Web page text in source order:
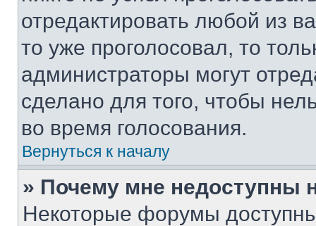
отредактировать любой из
то уже проголосовал, то
администраторы могут
сделано для того, чтобы
во время голосования.
Вернуться к началу
» Почему мне недоступны
Некоторые форумы